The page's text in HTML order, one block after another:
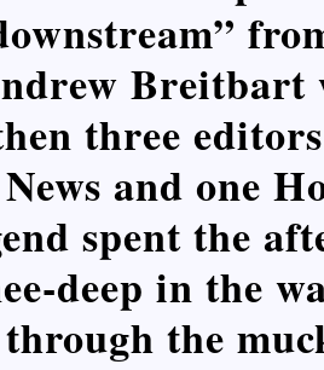
Breitbart
three
and one
spent the
deep in the
the